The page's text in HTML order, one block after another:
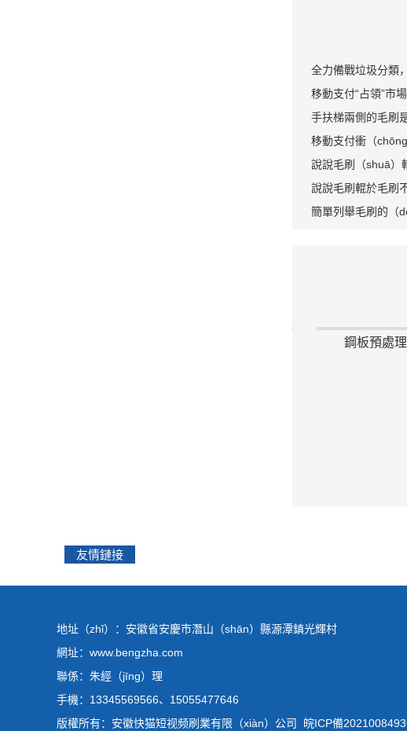
全力備戰垃圾分類
通環衛新能源車！
移動支付“占領”市
績下滑壓力大
手扶梯兩側的毛刷
移動支付衝（
道超車（chē）”
說說毛刷（shuā）
說說毛刷輥於毛刷
簡單列舉毛刷的（
條刷/扶梯條刷
友情鏈接
地址（zhǐ）：安徽省安慶市潛山（shān）縣源潭鎮光輝村
網址：www.bengzha.com
聯係：朱經（jīng）理
手機：13345569566、15055477646
版權所有：安徽快猫短视频刷業有限（xiàn）公司 皖ICP備2021008493